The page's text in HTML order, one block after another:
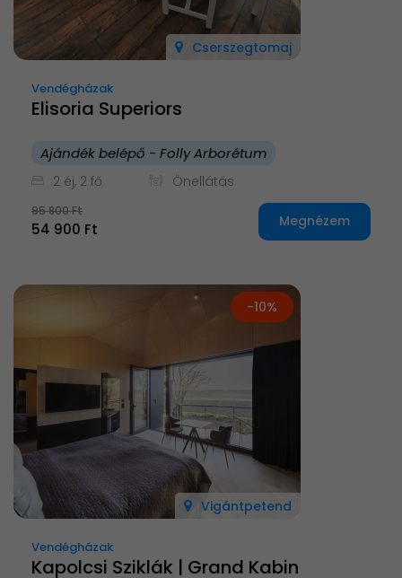
Cserszegtomaj
Vendégházak
Elisoria Superiors
Ajándék belépő - Folly Arborétum
2 éj, 2 fő Önellátás
95 800 Ft
54 900 Ft Megnézem
-10%
Vigántpetend
Vendégházak
Kapolcsi Sziklák | Grand Kabin